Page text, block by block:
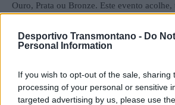
Desportivo Transmontano - Do
Personal Information
If you wish to opt-out of the sale, sharing
processing of your personal or sensitive
targeted advertising by us, please use
Ouro, Prata ou Bronze. Este evento acolhe,
que não serão avaliados.
mês antes do Gym for Life Portugal, que
Municipal Torre da Marinha, Arrentela –